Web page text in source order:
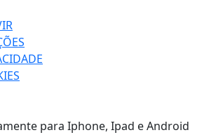
para Iphone, Ipad e Android